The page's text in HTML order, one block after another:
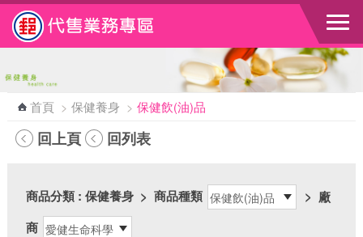
跳到主要內容區塊
首頁 > 保健養身 > 保健飲(油)品
回上頁 回列表
商品分類: 保健養身 > 商品種類 > 廠
商